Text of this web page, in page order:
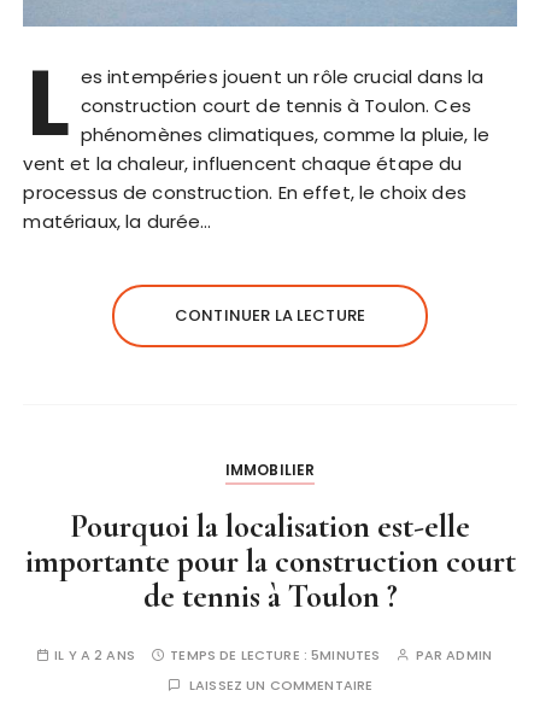
L es intempéries jouent un rôle crucial dans la
construction court de tennis à Toulon. Ces
phénomènes climatiques, comme la pluie, le
vent et la chaleur, influencent chaque étape du
processus de construction. En effet, le choix des
matériaux, la durée…
CONTINUER LA LECTURE
IMMOBILIER
Pourquoi la localisation est-elle
importante pour la construction court
de tennis à Toulon ?
IL Y A 2 ANS TEMPS DE LECTURE :5MINUTES PARADMIN
LAISSEZ UN COMMENTAIRE